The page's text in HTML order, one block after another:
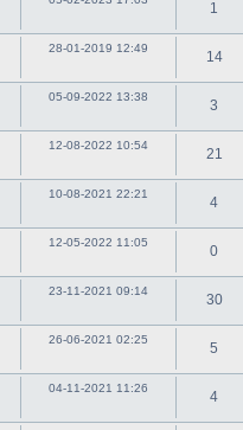
1
28-01-2019 12:49
14
05-09-2022 13:38
3
12-08-2022 10:54
21
10-08-2021 22:21
4
12-05-2022 11:05
0
23-11-2021 09:14
30
26-06-2021 02:25
5
04-11-2021 11:26
4